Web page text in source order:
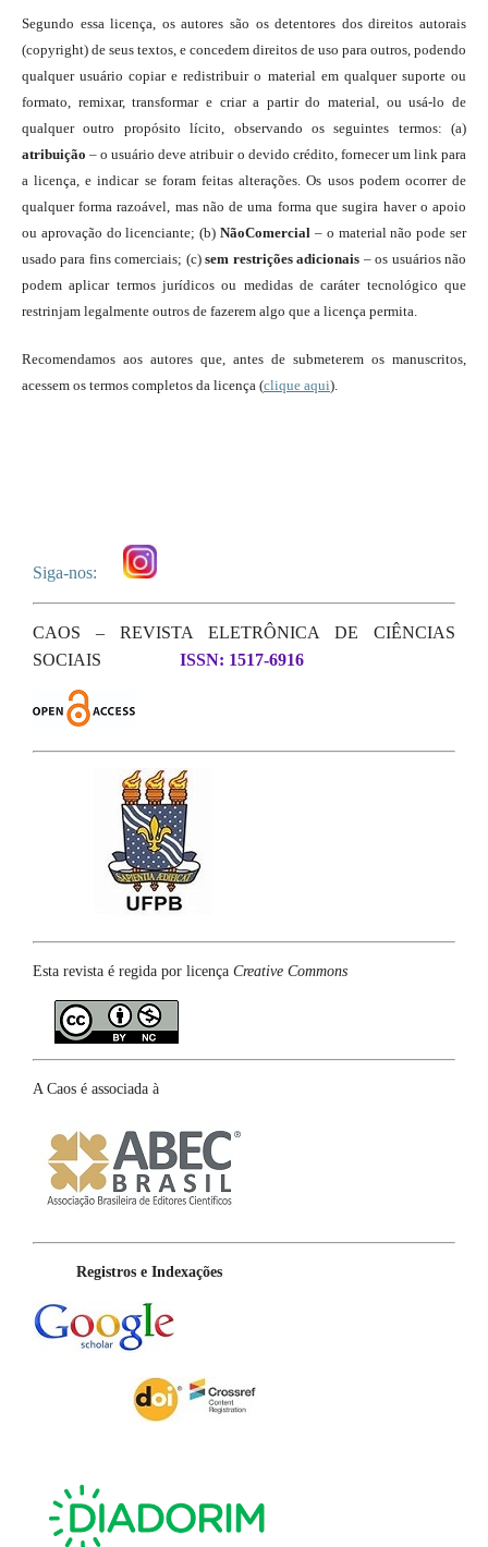
Segundo essa licença, os autores são os detentores dos direitos autorais
(copyright) de seus textos, e concedem direitos de uso para outros, podendo
qualquer usuário copiar e redistribuir o material em qualquer suporte ou
formato, remixar, transformar e criar a partir do material, ou usá-lo de
qualquer outro propósito lícito, observando os seguintes termos: (a)
atribuição – o usuário deve atribuir o devido crédito, fornecer um link para
a licença, e indicar se foram feitas alterações. Os usos podem ocorrer de
qualquer forma razoável, mas não de uma forma que sugira haver o apoio
ou aprovação do licenciante; (b)NãoComercial – o material não pode ser
usado para fins comerciais; (c)sem restrições adicionais – os usuários não
podem aplicar termos jurídicos ou medidas de caráter tecnológico que
restrinjam legalmente outros de fazerem algo que a licença permita.
Recomendamos aos autores que, antes de submeterem os manuscritos,
acessem os termos completos da licença (clique aqui).
Siga-nos:
CAOS – REVISTA ELETRÔNICA DE CIÊNCIAS
SOCIAIS
ISSN: 1517-6916
Esta revista é regida por licença Creative Commons
A Caos é associada à
Registros e Indexações